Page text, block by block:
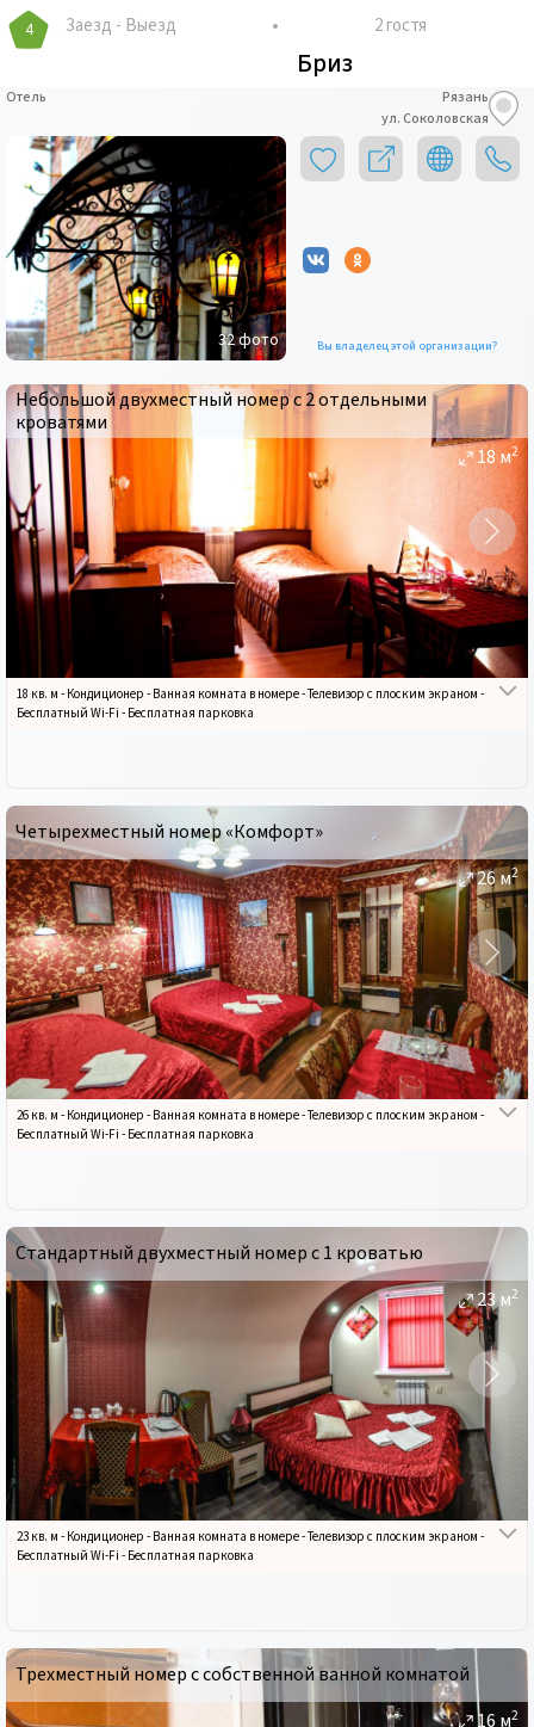
4
Бриз
Заезд - Выезд 2 гостя
Отель
Рязань
ул. Соколовская
32фото Вы владелец этой организации?
Небольшой двухместный номер с 2 отдельными
кроватями
18м2
18 кв. м - Кондиционер - Ванная комната в номере-Телевизор с плоским экраном -
Бесплатный Wi-Fi - Бесплатная парковка
Четырехместный номер «Комфорт»
26м2
26 кв. м - Кондиционер - Ванная комната в номере-Телевизор с плоским экраном -
Бесплатный Wi-Fi - Бесплатная парковка
Стандартный двухместный номер с 1 кроватью
23м2
23 кв. м - Кондиционер - Ванная комната в номере-Телевизор с плоским экраном -
Бесплатный Wi-Fi - Бесплатная парковка
Трехместный номер с собственной ванной комнатой
16 м2